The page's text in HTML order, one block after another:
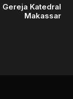
Gereja Katedral
Makassar